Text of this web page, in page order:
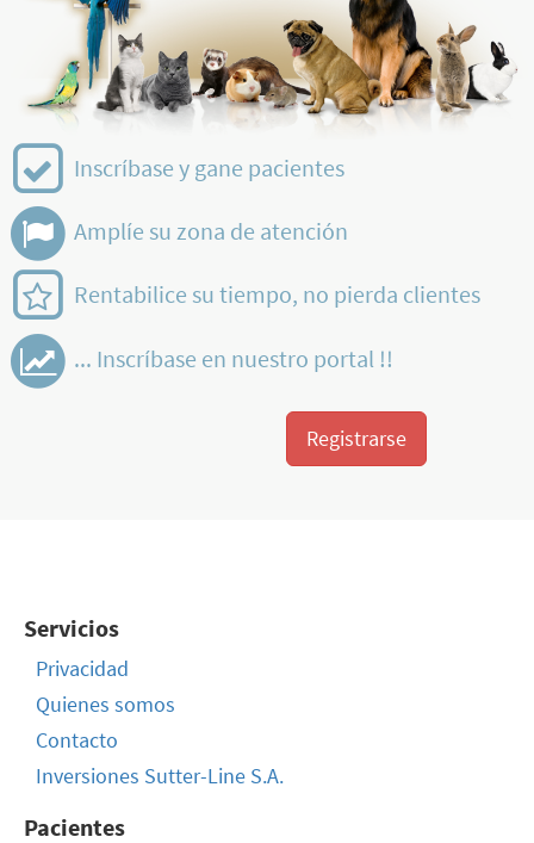
Inscríbase y gane pacientes
Amplíe su zona de atención
Rentabilice su tiempo, no pierda clientes
... Inscríbase en nuestro portal !!
Registrarse
Servicios
Privacidad
Quienes somos
Contacto
Inversiones Sutter-Line S.A.
Pacientes